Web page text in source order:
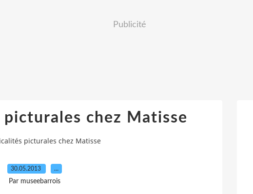
Publicité
picturales chez Matisse
picturales chez Matisse
30.05.2013 …
Par museebarrois